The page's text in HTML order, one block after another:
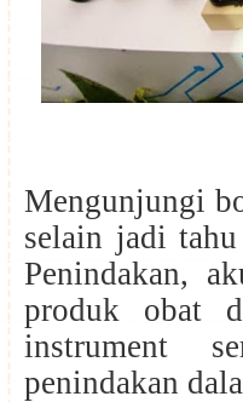
Mengunjungi
selain jadi
Penindakan,
produk obat
instrument
penindakan